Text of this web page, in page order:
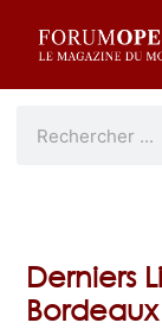
Derniers
Bordeaux